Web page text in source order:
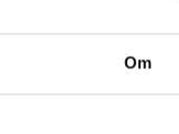
Om